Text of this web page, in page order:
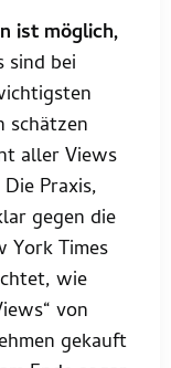
ist möglich,
sind bei
schätzen
aller Views
Praxis,
gegen die
York Times
wie
von
gekauft